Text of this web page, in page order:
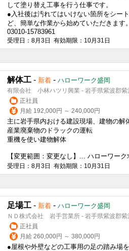
して塗り替え工事を行う仕事です。
●入社後は汚れてはいけない箇所をシー
ど、簡単な作業から始めていただきま
03010-15783961
受理日：8月3日 有効期限：10月31日
解体工 - 新着 - ハローワーク盛岡
有限会社 小林ハツリ興業 - 岩手県紫波郡紫
正社員
月給 192,000円 ～ 240,000円
主に岩手県内おける建設現場、建物の解
産業廃棄物のドラックの運転
重機を使い建物解体
【変更範囲：変更なし】... ハローワー
受理日：8月3日 有効期限：10月31日
足場工 - 新着 - ハローワーク盛岡
ＮＤ株式会社 岩手営業所 - 岩手県紫波郡紫
正社員
月給 260,000円 ～ 380,000円
●屋根や外壁などの工事用の足の踏み場